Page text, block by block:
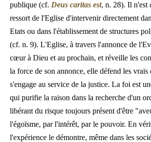
publique (cf. Deus caritas est, n. 28). Il n'est
ressort de l'Eglise d'intervenir directement
Etats ou dans l'établissement de structures
(cf. n. 9). L'Eglise, à travers l'annonce de
cœur à Dieu et au prochain, et réveille les
la force de son annonce, elle défend les vrais
s'engage au service de la justice. La foi est
qui purifie la raison dans la recherche d'un
libérant du risque toujours présent d'être
l'égoïsme, par l'intérêt, par le pouvoir. En
l'expérience le démontre, même dans les